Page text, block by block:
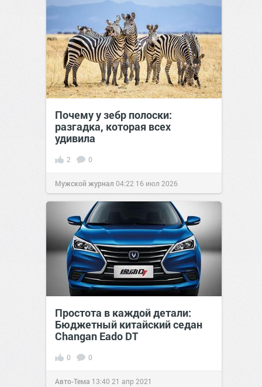
Почему у зебр полоски:
разгадка, которая всех
удивила
2 0
Мужской журнал 04:22 16 июл 2026
Простота в каждой детали:
Бюджетный китайский седан
Changan Eado DT
0 0
Авто-Тема 13:40 21 апр 2021